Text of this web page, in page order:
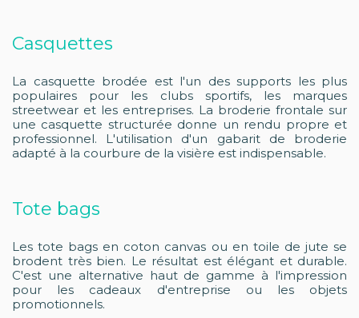
Casquettes
La casquette brodée est l'un des supports les plus
populaires pour les clubs sportifs, les marques
streetwear et les entreprises. La broderie frontale sur
une casquette structurée donne un rendu propre et
professionnel. L'utilisation d'un gabarit de broderie
adapté à la courbure de la visière est indispensable.
Tote bags
Les tote bags en coton canvas ou en toile de jute se
brodent très bien. Le résultat est élégant et durable.
C'est une alternative haut de gamme à l'impression
pour les cadeaux d'entreprise ou les objets
promotionnels.